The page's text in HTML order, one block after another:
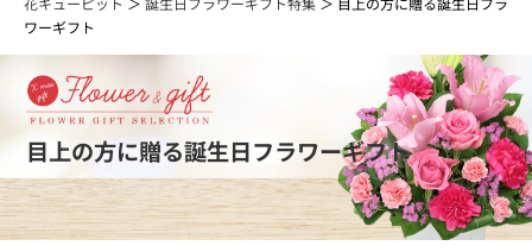
ワーギフト
目上の方に贈る誕生日フラワーギフト